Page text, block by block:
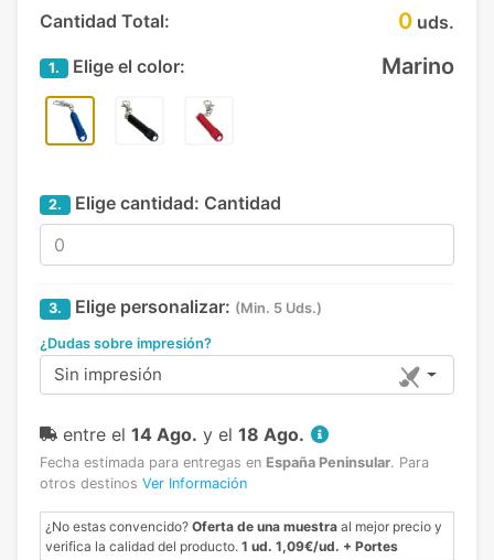
Cantidad Total: 0 uds.
1. Elige el color: Marino
2. Elige cantidad: Cantidad
3. Elige personalizar: (Min. 5 Uds.)
¿Dudas sobre impresión?
Sin impresión
entre el 14 Ago. y el 18 Ago.
Fecha estimada para entregas en España Peninsular. Para
otros destinos Ver Información
¿No estas convencido? Oferta de una muestra al mejor precio y
verifica la calidad del producto. 1 ud. 1,09€/ud. + Portes